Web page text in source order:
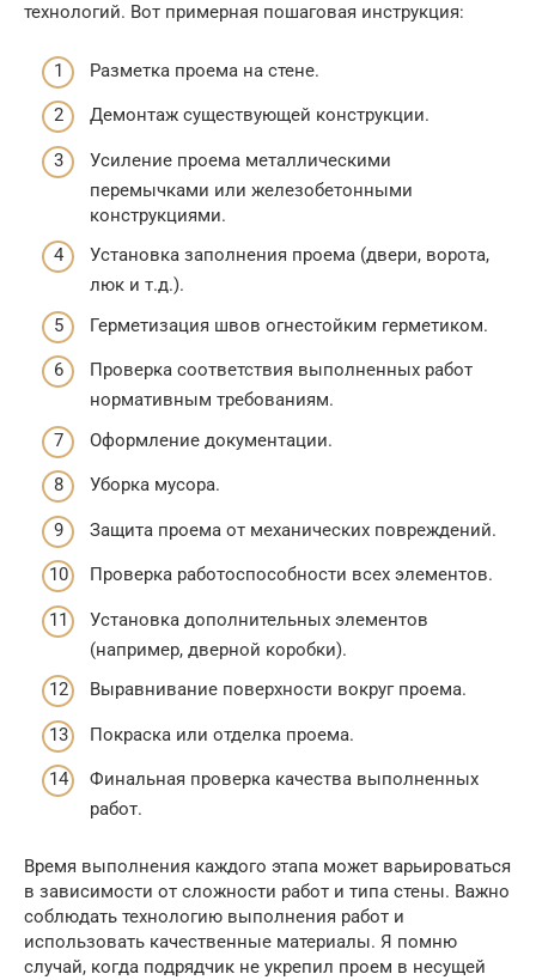
технологий. Вот примерная пошаговая инструкция:
Разметка проема на стене.
Демонтаж существующей конструкции.
Усиление проема металлическими
перемычками или железобетонными
конструкциями.
Установка заполнения проема (двери, ворота,
люк и т.д.).
Герметизация швов огнестойким герметиком.
Проверка соответствия выполненных работ
нормативным требованиям.
Оформление документации.
Уборка мусора.
Защита проема от механических повреждений.
Проверка работоспособности всех элементов.
Установка дополнительных элементов
(например, дверной коробки).
Выравнивание поверхности вокруг проема.
Покраска или отделка проема.
Финальная проверка качества выполненных
работ.
Время выполнения каждого этапа может варьироваться
в зависимости от сложности работ и типа стены. Важно
соблюдать технологию выполнения работ и
использовать качественные материалы. Я помню
случай, когда подрядчик не укрепил проем в несущей